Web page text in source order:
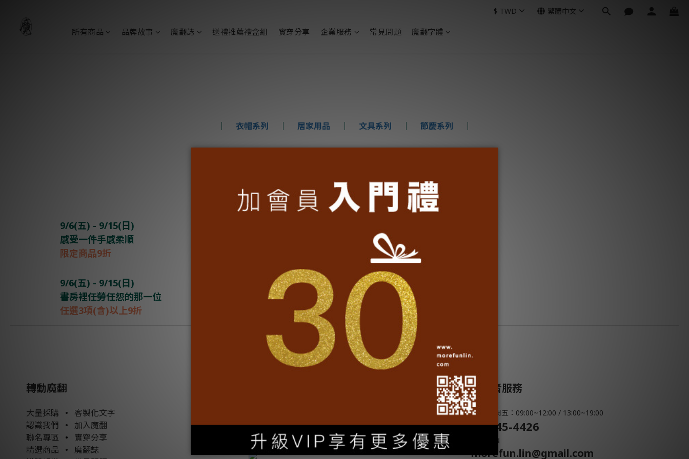
所有商品 品牌故事 魔翻誌 送禮推薦禮盒組 實穿分享 企業服務 常見問題 魔翻字體
$ TWD 繁體中文
衣帽系列 居家用品 文具系列 節慶系列
品牌日期間限定優惠
9/6(五) - 9/15(日)
感受一件手感柔順
限定商品9折
一處杯子的暫留所
任選2項(含)以上88折
9/6(五) - 9/15(日)
書房裡任勞任怨的那一位
任選3項(含)以上9折
9/6(五) - 9/15(日)
籌備一份新年新寄望
任選2項329元
轉動魔翻
大量採購 •
客製化文字
認識我們 •
加入魔翻
聯名專區 •
實穿分享
精選商品 •
魔翻誌
Line@官方帳號
消費者服務
周一 ~ 周五：09:00~12:00 / 13:00~19:00
07-345-4426
服務專線
morefun.lin@gmail.com